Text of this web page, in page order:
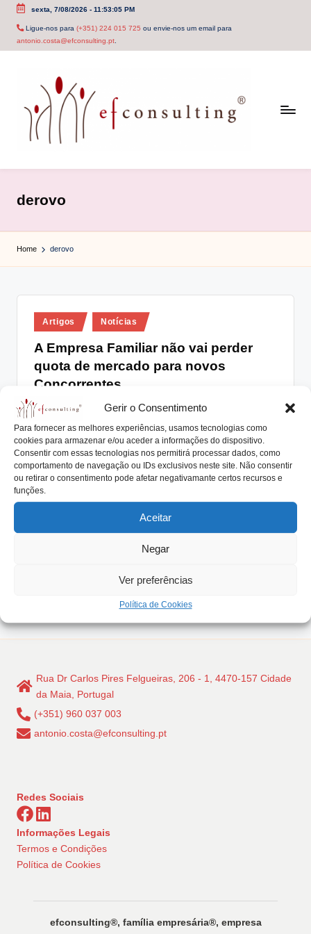
Gerir o Consentimento
Para fornecer as melhores experiências, usamos tecnologias como
cookies para armazenar e/ou aceder a informações do dispositivo.
Consentir com essas tecnologias nos permitirá processar dados, como
comportamento de navegação ou IDs exclusivos neste site. Não consentir
ou retirar o consentimento pode afetar negativamante certos recursos e
funções.
Aceitar
Negar
Ver preferências
Política de Cookies
Skip
sexta, 7/08/2026- 11:53:05 PM
Ligue-nos para (+351) 224 015 725 ou envie-nos um email para
antonio.costa@efconsulting.pt.
c
o
n
u
.
p
t
derovo
Home derovo
Posted
in
Artigos Notícias
A Empresa Familiar não vai perder
quota de mercado para novos
Concorrentes
Posted
by
António Nogueira da Costa Maio 25, 2018
Se a Empresa Familiar não deseja perder quota de
mercado para novos Concorrentes, tem de…
Read More
Rua Dr Carlos Pires Felgueiras, 206 - 1, 4470-157 Cidade
da Maia, Portugal
(+351) 960 037 003
antonio.costa@efconsulting.pt
Redes Sociais
Informações Legais
Termos e Condições
Política de Cookies
efconsulting®️, família empresária®️, empresa